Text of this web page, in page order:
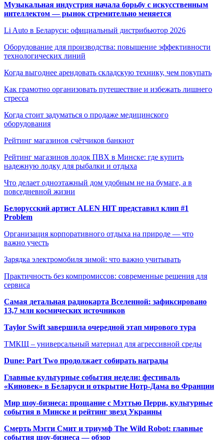
Музыкальная индустрия начала борьбу с искусственным
интеллектом — рынок стремительно меняется
Li Auto в Беларуси: официальный дистрибьютор 2026
Оборудование для производства: повышение эффективности
технологических линий
Когда выгоднее арендовать складскую технику, чем покупать
Как грамотно организовать путешествие и избежать лишнего
стресса
Когда стоит задуматься о продаже медицинского
оборудования
Рейтинг магазинов счётчиков банкнот
Рейтинг магазинов лодок ПВХ в Минске: где купить
надежную лодку для рыбалки и отдыха
Что делает одноэтажный дом удобным не на бумаге, а в
повседневной жизни
Белорусский артист ALEN HIT представил клип #1
Problem
Организация корпоративного отдыха на природе — что
важно учесть
Зарядка электромобиля зимой: что важно учитывать
Практичность без компромиссов: современные решения для
сервиса
Самая детальная радиокарта Вселенной: зафиксировано
13,7 млн космических источников
Taylor Swift завершила очередной этап мирового тура
ТМКЩ – универсальный материал для агрессивной среды
Dune: Part Two продолжает собирать награды
Главные культурные события недели: фестиваль
«Киновек» в Беларуси и открытие Нотр-Дама во Франции
Мир шоу-бизнеса: прощание с Мэттью Перри, культурные
события в Минске и рейтинг звезд Украины
Смерть Мэгги Смит и триумф The Wild Robot: главные
события шоу-бизнеса — обзор